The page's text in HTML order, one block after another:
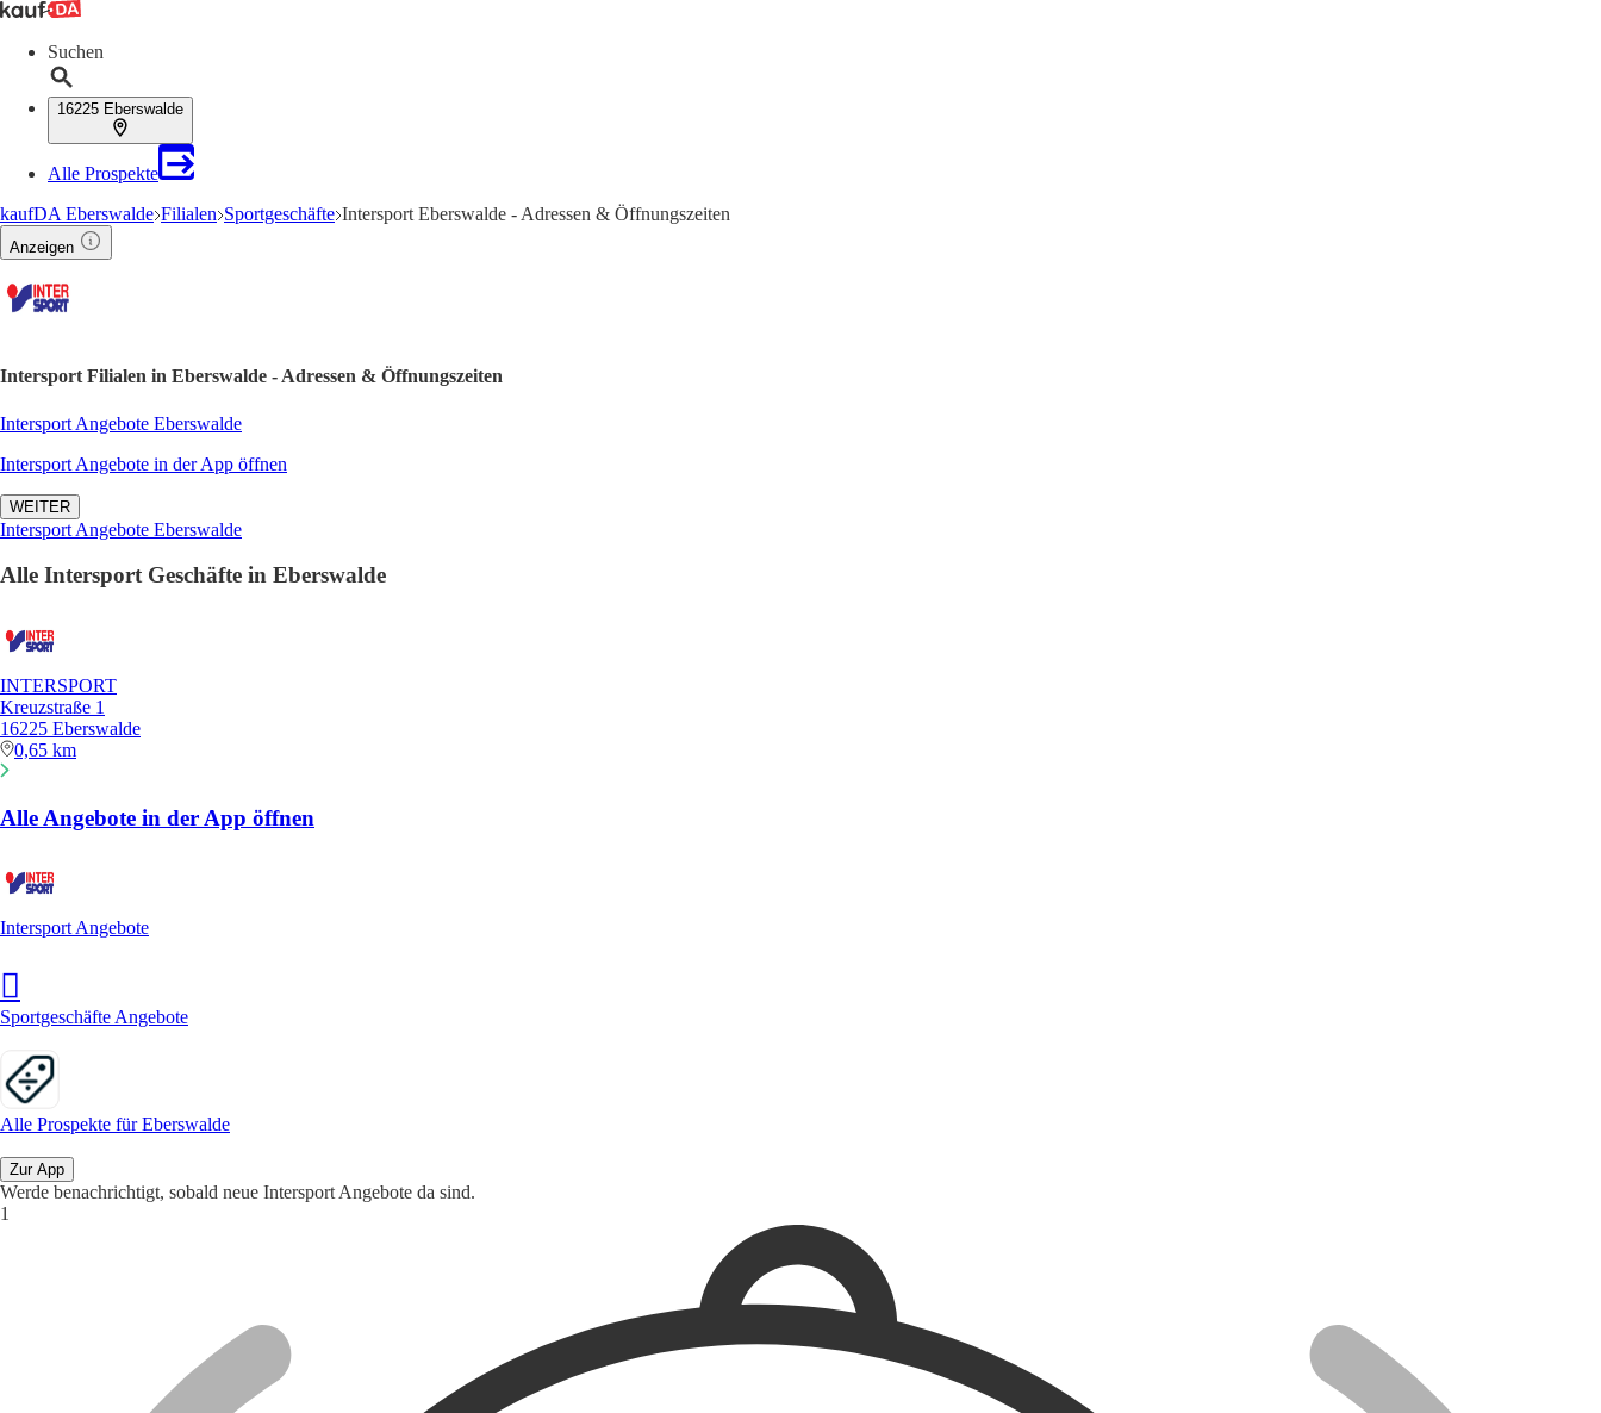
Suchen
16225 Eberswalde
Alle Prospekte
kaufDA Eberswalde Filialen Sportgeschäfte Intersport Eberswalde - Adressen & Öffnungszeiten
Anzeigen
Intersport Filialen in Eberswalde - Adressen & Öffnungszeiten
Intersport Angebote Eberswalde
Intersport Angebote in der App öffnen
WEITER
Intersport Angebote Eberswalde
Alle Intersport Geschäfte in Eberswalde
INTERSPORT
Kreuzstraße 1
16225 Eberswalde
0,65 km
Alle Angebote in der App öffnen
Intersport Angebote
Sportgeschäfte Angebote
Alle Prospekte für Eberswalde
Zur App
Werde benachrichtigt, sobald neue Intersport Angebote da sind.